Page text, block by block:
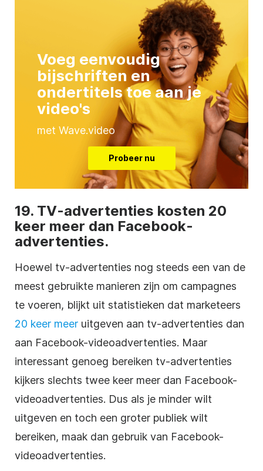
Voeg eenvoudig
bijschriften en
ondertitels toe aan je
video's
met Wave.video
Probeer nu
19. TV-advertenties kosten 20
keer meer dan Facebook-
advertenties.
Hoewel tv-advertenties nog steeds een van de
meest gebruikte manieren zijn om campagnes
te voeren, blijkt uit statistieken dat marketeers
20 keer meer uitgeven aan tv-advertenties dan
aan Facebook-videoadvertenties. Maar
interessant genoeg bereiken tv-advertenties
kijkers slechts twee keer meer dan Facebook-
videoadvertenties. Dus als je minder wilt
uitgeven en toch een groter publiek wilt
bereiken, maak dan gebruik van Facebook-
videoadvertenties.